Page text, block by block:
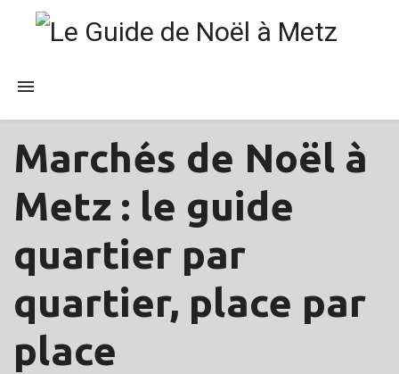
PUBLICATIONS
Marchés de Noël à
Metz : le guide
quartier par
quartier, place par
place